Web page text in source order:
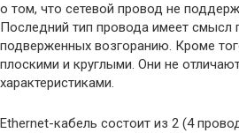
о том, что сетевой провод не
Последний тип провода имеет смысл
подверженных возгоранию. Кроме
плоскими и круглыми. Они не
характеристиками.
Ethernet-кабель состоит из 2 (4